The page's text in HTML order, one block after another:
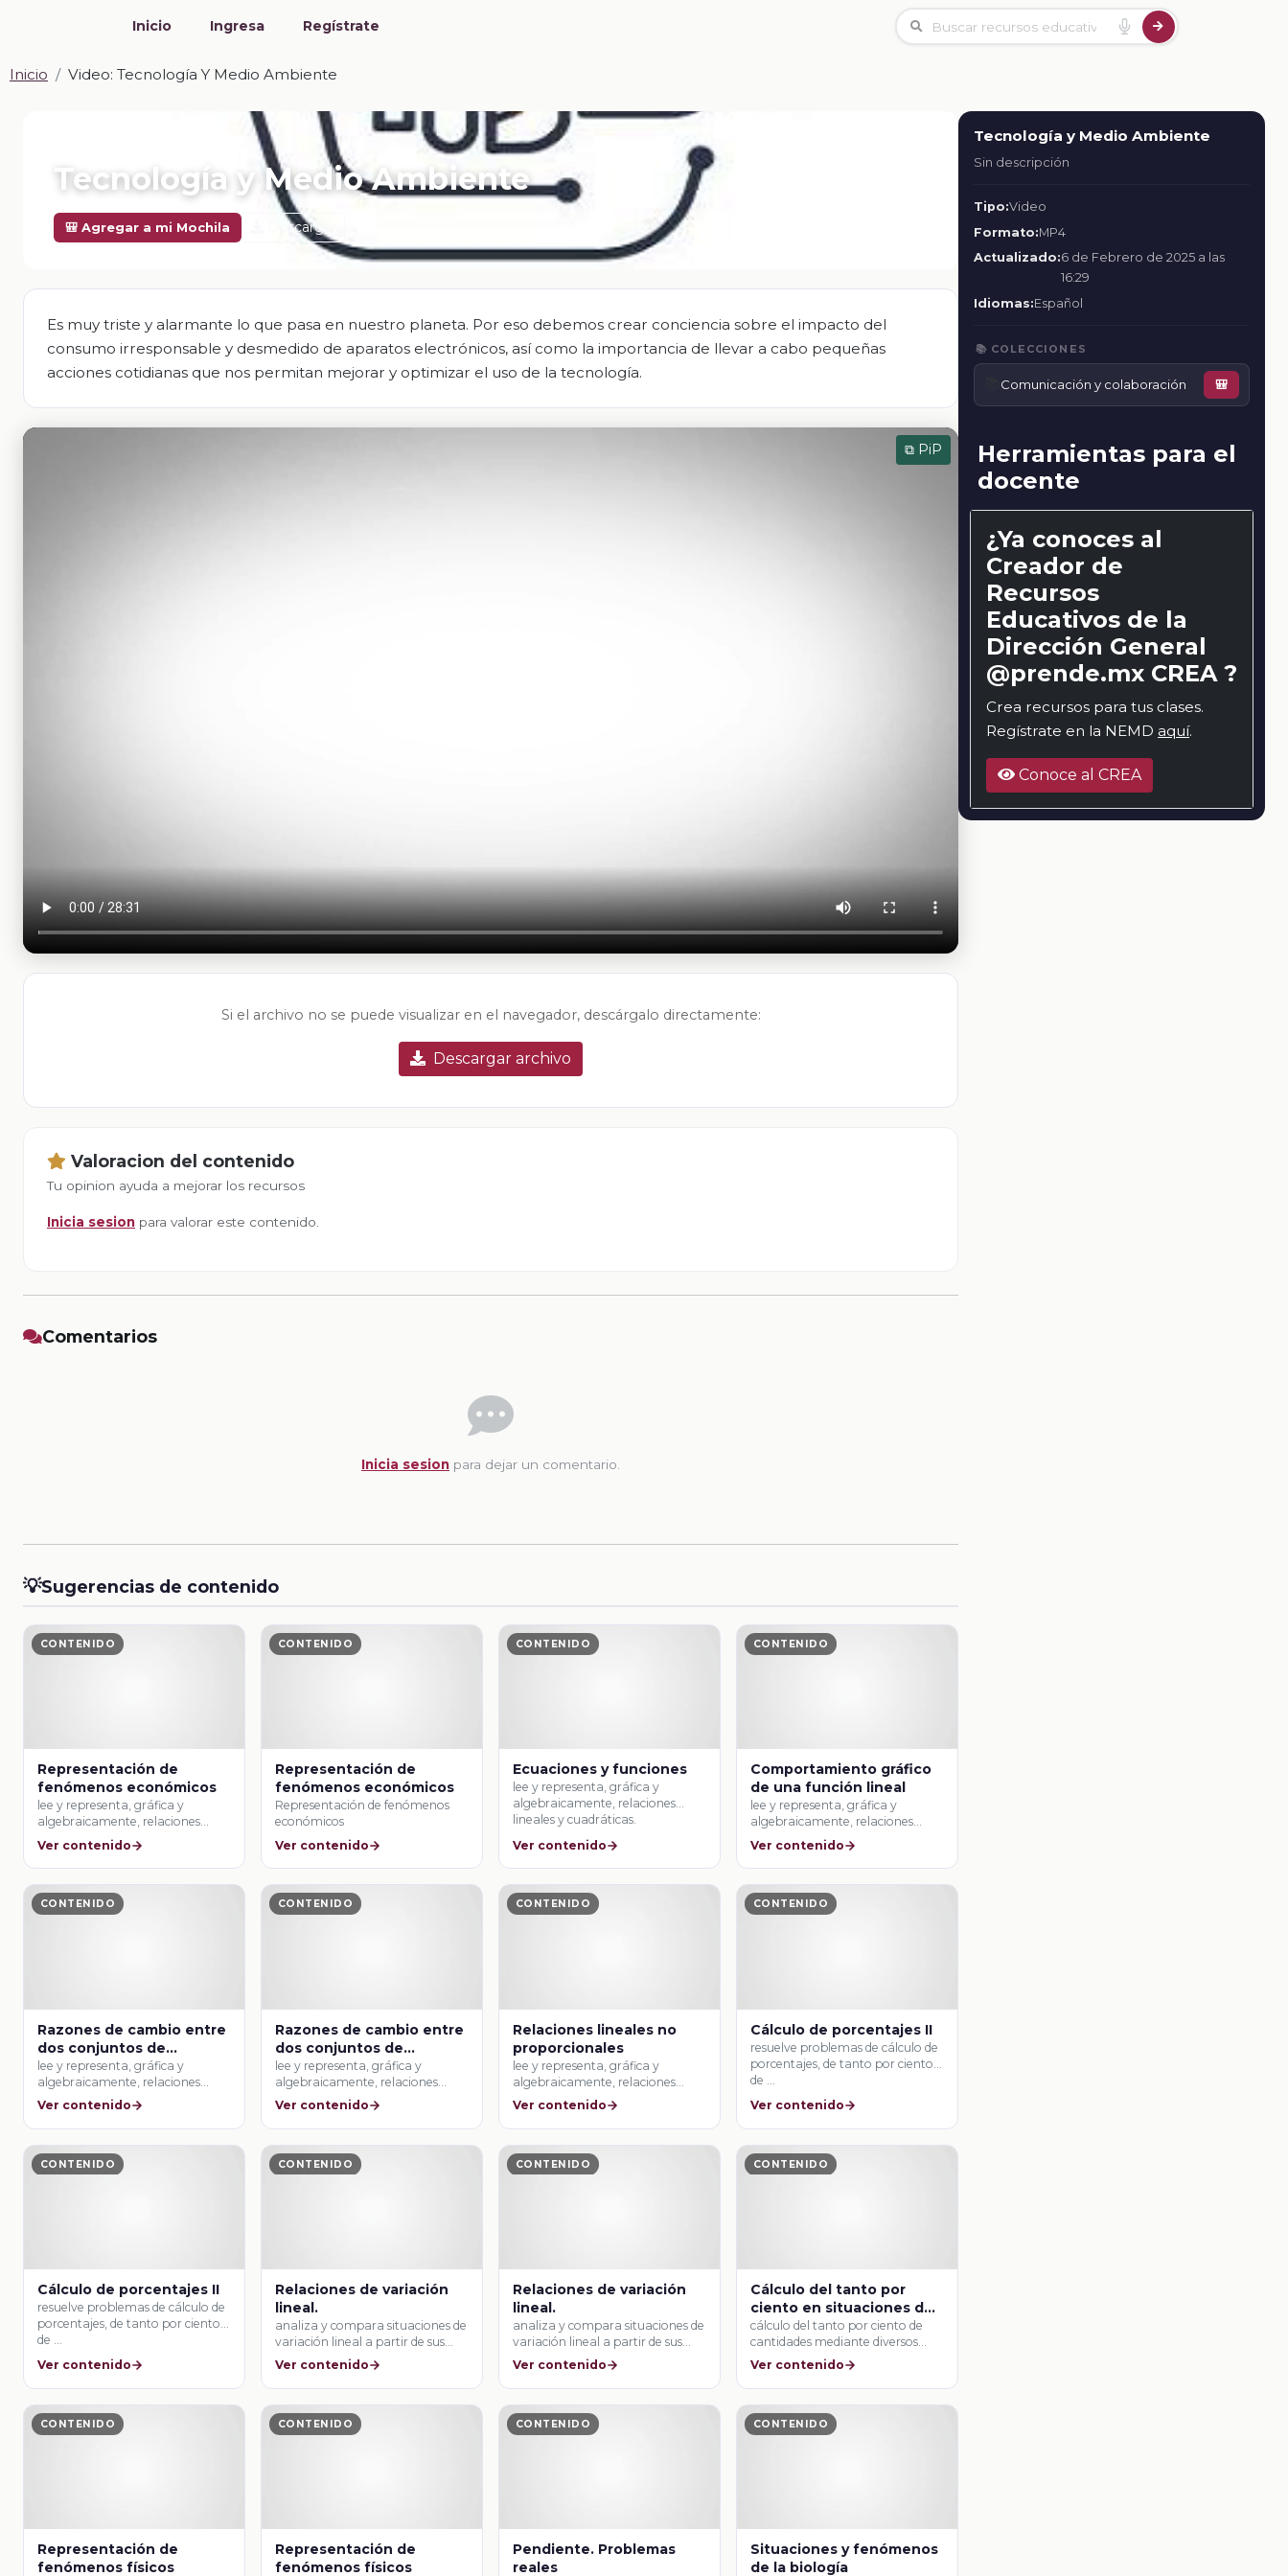
Inicio Ingresa Regístrate
Inicio Video: Tecnología Y Medio Ambiente
Tecnología y Medio Ambiente
🎒 Agregar a mi Mochila Descargar
Es muy triste y alarmante lo que pasa en nuestro planeta. Por eso debemos crear conciencia sobre el impacto del
consumo irresponsable y desmedido de aparatos electrónicos, así como la importancia de llevar a cabo pequeñas
acciones cotidianas que nos permitan mejorar y optimizar el uso de la tecnología.
⧉ PiP
Si el archivo no se puede visualizar en el navegador, descárgalo directamente:
Descargar archivo
Valoracion del contenido
Tu opinion ayuda a mejorar los recursos
Inicia sesion para valorar este contenido.
Comentarios
Inicia sesion para dejar un comentario.
💡Sugerencias de contenido
CONTENIDO
Representación de
fenómenos económicos
lee y representa, gráfica y
algebraicamente, relaciones
lineales y cuadráticas.
Ver contenido
CONTENIDO
Representación de
fenómenos económicos
Representación de fenómenos
económicos
Ver contenido
CONTENIDO
Ecuaciones y funciones
lee y representa, gráfica y
algebraicamente, relaciones
lineales y cuadráticas.
Ver contenido
CONTENIDO
Comportamiento gráfico
de una función lineal
lee y representa, gráfica y
algebraicamente, relaciones
lineales y cuadráticas.
Ver contenido
CONTENIDO
Razones de cambio entre
dos conjuntos de
cantidades
lee y representa, gráfica y
algebraicamente, relaciones
lineales y cuadráticas.
Ver contenido
CONTENIDO
Razones de cambio entre
dos conjuntos de
cantidades
lee y representa, gráfica y
algebraicamente, relaciones
lineales y cuadráticas.
Ver contenido
CONTENIDO
Relaciones lineales no
proporcionales
lee y representa, gráfica y
algebraicamente, relaciones
lineales y cuadráticas.
Ver contenido
CONTENIDO
Cálculo de porcentajes II
resuelve problemas de cálculo de
porcentajes, de tanto por ciento y
de …
Ver contenido
CONTENIDO
Cálculo de porcentajes II
resuelve problemas de cálculo de
porcentajes, de tanto por ciento y
de …
Ver contenido
CONTENIDO
Relaciones de variación
lineal.
analiza y compara situaciones de
variación lineal a partir de sus
representaciones …
Ver contenido
CONTENIDO
Relaciones de variación
lineal.
analiza y compara situaciones de
variación lineal a partir de sus
representaciones …
Ver contenido
CONTENIDO
Cálculo del tanto por
ciento en situaciones de
compra y venta I
cálculo del tanto por ciento de
cantidades mediante diversos
procedimientos (aplicación de …
Ver contenido
CONTENIDO
Representación de
fenómenos físicos
CONTENIDO
Representación de
fenómenos físicos
CONTENIDO
Pendiente. Problemas
reales
CONTENIDO
Situaciones y fenómenos
de la biología
Tecnología y Medio Ambiente
Sin descripción
Tipo:Video
Formato:MP4
Actualizado:6 de Febrero de 2025 a las
16:29
Idiomas:Español
📚 COLECCIONES
Comunicación y colaboración 🎒
Herramientas para el
docente
¿Ya conoces al
Creador de
Recursos
Educativos de la
Dirección General
@prende.mx CREA ?
Crea recursos para tus clases.
Regístrate en la NEMD aquí.
Conoce al CREA